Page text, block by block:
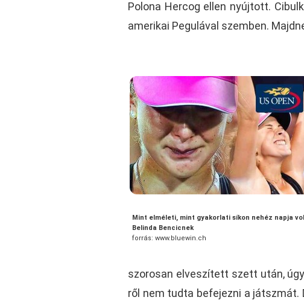
Polona Hercog ellen nyújtott.
amerikai Pegulával szemben.
Mint elméleti, mint gyakorlati síkon nehéz napja
Belinda Bencicnek
forrás: www.bluewin.ch
szorosan elveszített szett után,
ről nem tudta befejezni a játszmát.